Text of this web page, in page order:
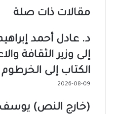
مقالات ذات صلة
د. عادل أحمد
إلى وزير الثقافة
الكتاب إلى الخرطوم
2026-08-09
(خارج النص) يوسف